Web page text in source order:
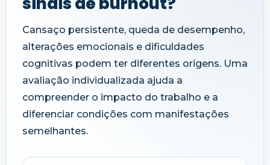
Cansaço persistente, queda de desempenho,
alterações emocionais e dificuldades
cognitivas podem ter diferentes origens. Uma
avaliação individualizada ajuda a
compreender o impacto do trabalho e a
diferenciar condições com manifestações
semelhantes.